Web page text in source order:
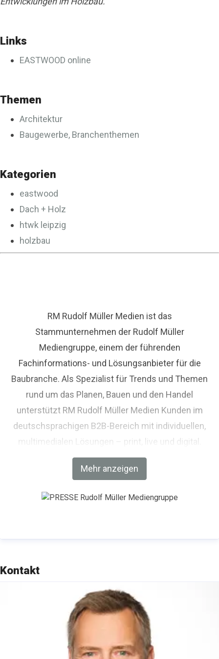
Links
EASTWOOD online
Themen
Architektur
Baugewerbe, Branchenthemen
Kategorien
eastwood
Dach + Holz
htwk leipzig
holzbau
RM Rudolf Müller Medien ist das
Stammunternehmen der Rudolf Müller
Mediengruppe, einem der führenden
Fachinformations- und Lösungsanbieter für die
Baubranche. Als Spezialist für Trends und Themen
rund um das Planen, Bauen und den Handel
unterstützt RM Rudolf Müller Medien Kunden im
deutschsprachigen B2B-Bereich mit individuellen,
multimedialen Lösungen – print, live und digital.
Weiterbildung und Netzwerken stehen im
Mittelpunkt des umfangreichen
bestehend u. a. aus einer Messe, Kongressen,
Mehr anzeigen
Kontakt